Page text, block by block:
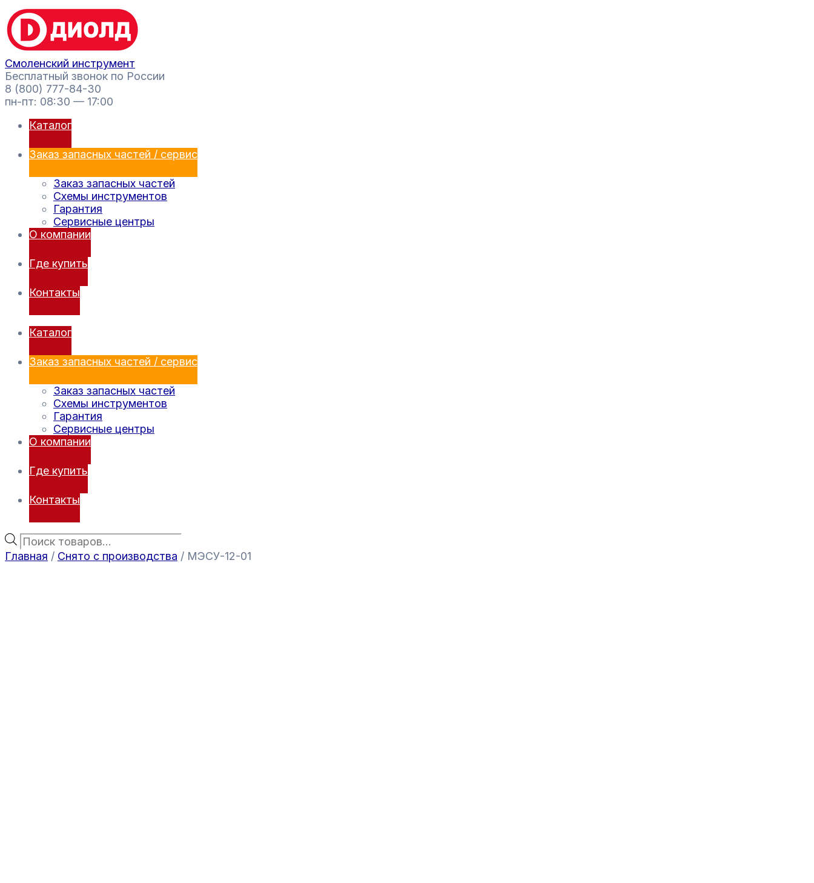
Перейти
к
содержимому
Смоленский инструмент
Бесплатный звонок по России
8 (800) 777-84-30
пн-пт: 08:30 — 17:00
Каталог
Заказ запасных частей / сервис
Заказ запасных частей
Схемы инструментов
Гарантия
Сервисные центры
О компании
Где купить
Контакты
Каталог
Заказ запасных частей / сервис
Заказ запасных частей
Схемы инструментов
Гарантия
Сервисные центры
О компании
Где купить
Контакты
Поиск
товаров
Главная / Снято с производства / МЭСУ-12-01